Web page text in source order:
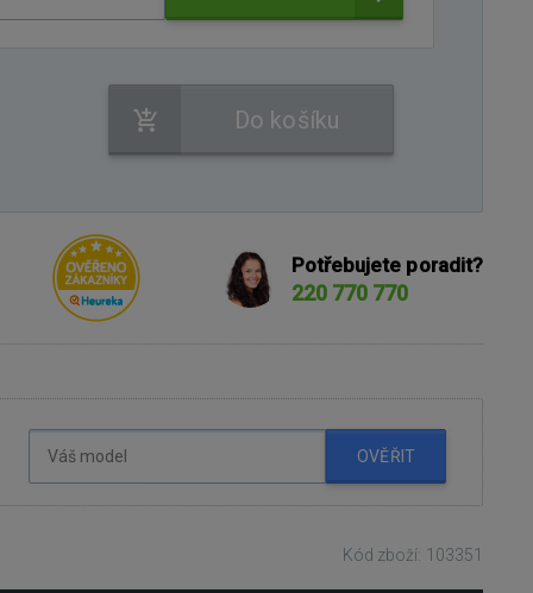
Do košíku
Potřebujete poradit?
220 770 770
OVĚŘIT
Kód zboží: 103351